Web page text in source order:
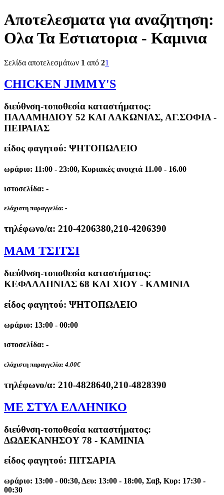
Αποτελεσματα για αναζητηση:
Ολα Τα Εστιατορια - Καμινια
Σελίδα αποτελεσμάτων 1 από 21
CHICKEN JIMMY'S
διεύθνση-τοποθεσία καταστήματος:
ΠΑΛΑΜΗΔΙΟΥ 52 ΚΑΙ ΛΑΚΩΝΙΑΣ, ΑΓ.ΣΟΦΙΑ -
ΠΕΙΡΑΙΑΣ
είδος φαγητού: ΨΗΤΟΠΩΛΕΙΟ
ωράριο: 11:00 - 23:00, Κυριακές ανοιχτά 11.00 - 16.00
ιστοσελίδα: -
ελάχιστη παραγγελία: -
τηλέφωνο/α: 210-4206380,210-4206390
ΜΑΜ ΤΣΙΤΣΙ
διεύθνση-τοποθεσία καταστήματος:
ΚΕΦΑΛΛΗΝΙΑΣ 68 ΚΑΙ ΧΙΟΥ - ΚΑΜΙΝΙΑ
είδος φαγητού: ΨΗΤΟΠΩΛΕΙΟ
ωράριο: 13:00 - 00:00
ιστοσελίδα: -
ελάχιστη παραγγελία: 4.00€
τηλέφωνο/α: 210-4828640,210-4828390
ΜΕ ΣΤΥΛ ΕΛΛΗΝΙΚΟ
διεύθνση-τοποθεσία καταστήματος:
ΔΩΔΕΚΑΝΗΣΟΥ 78 - ΚΑΜΙΝΙΑ
είδος φαγητού: ΠΙΤΣΑΡΙΑ
ωράριο: 13:00 - 00:30, Δευ: 13:00 - 18:00, Σαβ, Κυρ: 17:30 -
00:30